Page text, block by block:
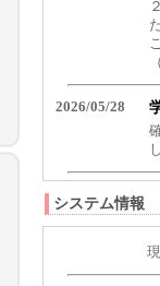
システム情報